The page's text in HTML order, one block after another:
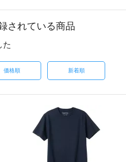
されている商品
た
価格順 新着順